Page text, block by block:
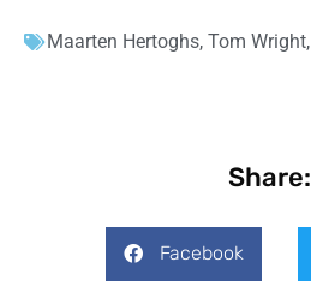
Maarten Hertoghs, Tom Wright,
Share:
Facebook